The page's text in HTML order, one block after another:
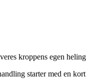
kroppens egen
starter med en